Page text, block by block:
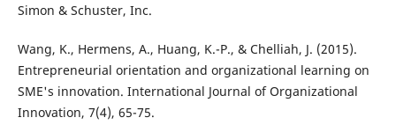
Simon & Schuster, Inc.
Wang, K., Hermens, A., Huang, K.-P., & Chelliah, J. (2015).
Entrepreneurial orientation and organizational learning on
SME's innovation. International Journal of Organizational
Innovation, 7(4), 65-75.